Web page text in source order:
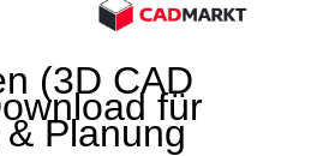
(3D CAD
für
Planung